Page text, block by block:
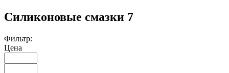
Силиконовые смазки 7
Фильтр:
Цена